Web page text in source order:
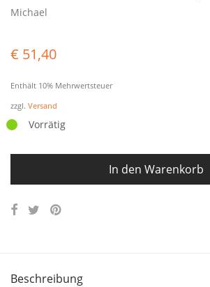
Michael
€ 51,40
Enthält 10% Mehrwertsteuer
zzgl. Versand
Vorrätig
In den Warenkorb
Beschreibung